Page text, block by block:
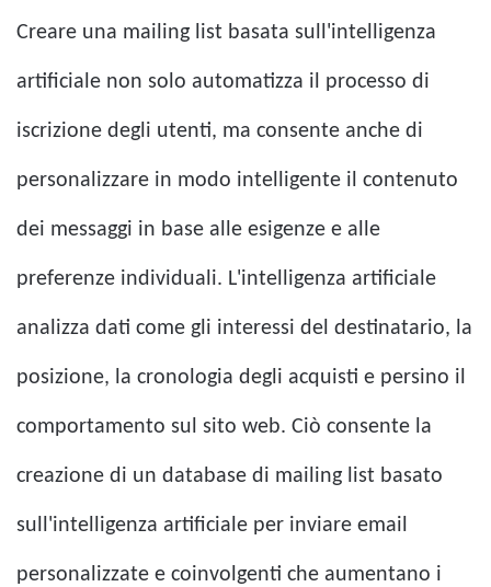
Creare una mailing list basata sull'intelligenza
artificiale non solo automatizza il processo di
iscrizione degli utenti, ma consente anche di
personalizzare in modo intelligente il contenuto
dei messaggi in base alle esigenze e alle
preferenze individuali. L'intelligenza artificiale
analizza dati come gli interessi del destinatario, la
posizione, la cronologia degli acquisti e persino il
comportamento sul sito web. Ciò consente la
creazione di un database di mailing list basato
sull'intelligenza artificiale per inviare email
personalizzate e coinvolgenti che aumentano i